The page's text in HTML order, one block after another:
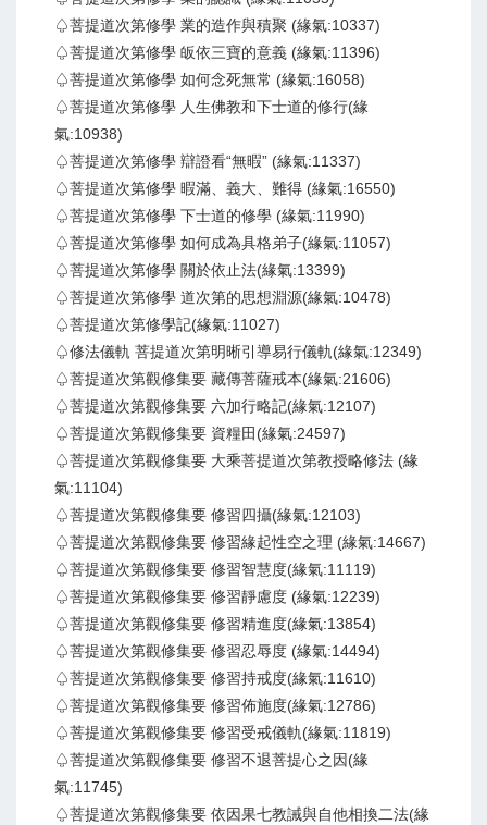
♤菩提道次第修學 業的造作與積聚 (緣氣:10337)
♤菩提道次第修學 皈依三寶的意義 (緣氣:11396)
♤菩提道次第修學 如何念死無常 (緣氣:16058)
♤菩提道次第修學 人生佛教和下士道的修行(緣
氣:10938)
♤菩提道次第修學 辯證看“無暇” (緣氣:11337)
♤菩提道次第修學 暇滿、義大、難得 (緣氣:16550)
♤菩提道次第修學 下士道的修學 (緣氣:11990)
♤菩提道次第修學 如何成為具格弟子(緣氣:11057)
♤菩提道次第修學 關於依止法(緣氣:13399)
♤菩提道次第修學 道次第的思想淵源(緣氣:10478)
♤菩提道次第修學記(緣氣:11027)
♤修法儀軌 菩提道次第明晰引導易行儀軌(緣氣:12349)
♤菩提道次第觀修集要 藏傳菩薩戒本(緣氣:21606)
♤菩提道次第觀修集要 六加行略記(緣氣:12107)
♤菩提道次第觀修集要 資糧田(緣氣:24597)
♤菩提道次第觀修集要 大乘菩提道次第教授略修法 (緣
氣:11104)
♤菩提道次第觀修集要 修習四攝(緣氣:12103)
♤菩提道次第觀修集要 修習緣起性空之理 (緣氣:14667)
♤菩提道次第觀修集要 修習智慧度(緣氣:11119)
♤菩提道次第觀修集要 修習靜慮度 (緣氣:12239)
♤菩提道次第觀修集要 修習精進度(緣氣:13854)
♤菩提道次第觀修集要 修習忍辱度 (緣氣:14494)
♤菩提道次第觀修集要 修習持戒度(緣氣:11610)
♤菩提道次第觀修集要 修習佈施度(緣氣:12786)
♤菩提道次第觀修集要 修習受戒儀軌(緣氣:11819)
♤菩提道次第觀修集要 修習不退菩提心之因(緣
氣:11745)
♤菩提道次第觀修集要 依因果七教誡與自他相換二法(緣